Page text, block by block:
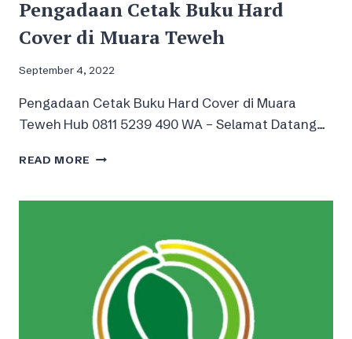
Pengadaan Cetak Buku Hard
Cover di Muara Teweh
September 4, 2022
Pengadaan Cetak Buku Hard Cover di Muara
Teweh Hub 0811 5239 490 WA – Selamat Datang…
READ MORE PENGADAAN
HARD
MUARA
TEWEH